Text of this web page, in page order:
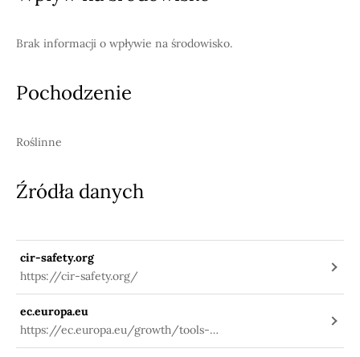
Brak informacji o wpływie na środowisko.
Pochodzenie
Roślinne
Źródła danych
cir-safety.org
https://cir-safety.org/
ec.europa.eu
https://ec.europa.eu/growth/tools-
databases/cosing/index.cfm?